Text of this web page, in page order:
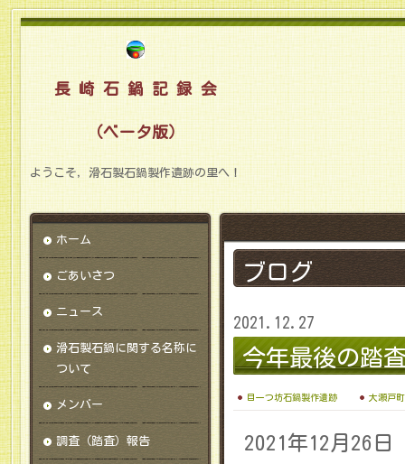
長 崎 石 鍋 記 録 会
（ベータ版）
ようこそ，滑石製石鍋製作遺跡の里へ！
ブログ
2021.12.27
今年最後の踏
目一つ坊石鍋製作遺跡 大瀬戸町
2021年12月26
ホーム
ごあいさつ
ニュース
滑石製石鍋に関する名称に
ついて
メンバー
調査（踏査）報告